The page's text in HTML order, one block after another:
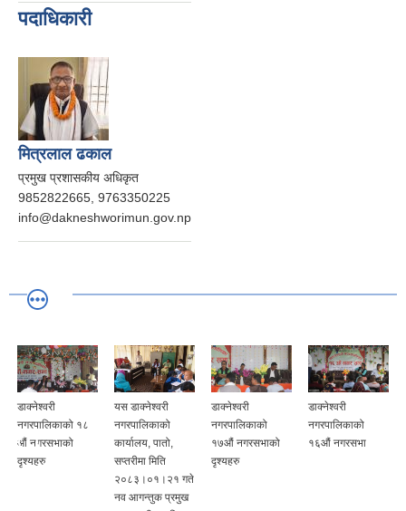
पदाधिकारी
मित्रलाल ढकाल
प्रमुख प्रशासकीय अधिकृत
9852822665, 9763350225
info@dakneshworimun.gov.np
डाक्नेश्वरी
नगरपालिकाको १८
औं नगरसभाको
दृश्यहरु
यस डाक्नेश्वरी
नगरपालिकाको
कार्यालय, पातो,
सप्तरीमा मिति
२०८३।०१।२१ गते
नव आगन्तुक प्रमुख
डाक्नेश्वरी
नगरपालिकाको
१७औं नगरसभाको
दृश्यहरु
डाक्नेश्वरी
नगरपालिकाको
१६औं नगरसभा